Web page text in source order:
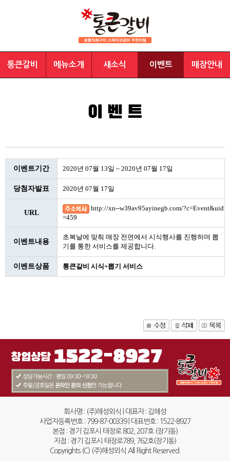
통큰갈비 메뉴소개 새소식 이벤트 매장안내
이벤트기간 2020년 07월 13일 ~ 2020년 07월 17일
당첨자발표 2020년 07월 17일
URL
http://xn--w39av95ayinegb.com/?c=Event&uid
=459
이벤트내용
초복날에 맞춰 매장 전면에서 시식행사를 진행하며 뽑
기를 통한 서비스를 제공합니다.
이벤트상품 통큰갈비 시식+뽑기 서비스
회사명 : (주)해성외식 | 대표자 : 김해성
사업자등록번호 : 799-87-00339 | 대표번호 : 1522-8927
본점 : 경기 김포시 태장로 802, 207호 (장기동)
지점 : 경기 김포시 태장로789, 762호(장기동)
Copyrights (C) (주)해성외식 All Right Reserved.